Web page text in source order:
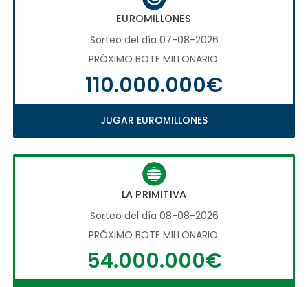
EUROMILLONES
Sorteo del día 07-08-2026
PRÓXIMO BOTE MILLONARIO:
110.000.000€
JUGAR EUROMILLONES
LA PRIMITIVA
Sorteo del día 08-08-2026
PRÓXIMO BOTE MILLONARIO:
54.000.000€